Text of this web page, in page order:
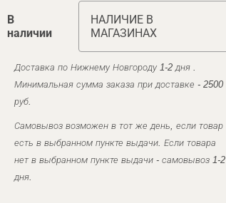
В
наличии
НАЛИЧИЕ В
МАГАЗИНАХ
Доставка по Нижнему Новгороду 1-2 дня .
Минимальная сумма заказа при доставке - 2500
руб.
Самовывоз возможен в тот же день, если товар
есть в выбранном пункте выдачи. Если товара
нет в выбранном пункте выдачи - самовывоз 1-2
дня.